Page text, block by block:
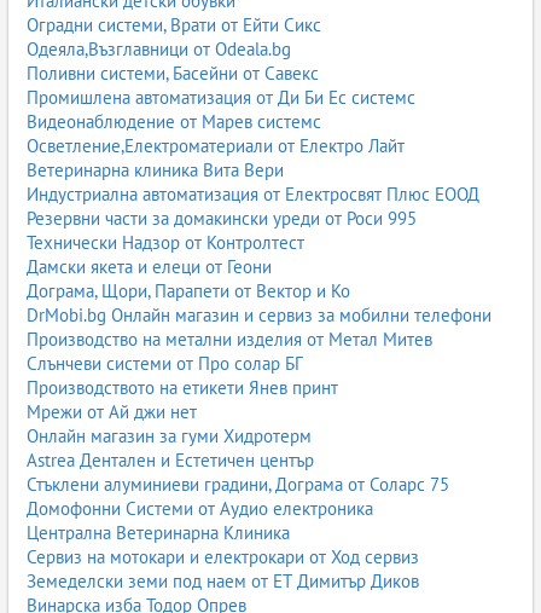
Оградни системи, Врати от Ейти Сикс
Одеяла,Възглавници от Odeala.bg
Поливни системи, Басейни от Савекс
Промишлена автоматизация от Ди Би Ес системс
Видеонаблюдение от Марев системс
Осветление,Електроматериали от Електро Лайт
Ветеринарна клиника Вита Вери
Индустриална автоматизация от Електросвят Плюс ЕООД
Резервни части за домакински уреди от Роси 995
Технически Надзор от Контролтест
Дамски якета и елеци от Геони
Дограма, Щори, Парапети от Вектор и Ко
DrMobi.bg Онлайн магазин и сервиз за мобилни телефони
Производство на метални изделия от Метал Митев
Слънчеви системи от Про солар БГ
Производството на етикети Янев принт
Мрежи от Ай джи нет
Онлайн магазин за гуми Хидротерм
Astrea Дентален и Естетичен център
Стъклени алуминиеви градини, Дограма от Соларс 75
Домофонни Системи от Аудио електроника
Централна Ветеринарна Клиника
Сервиз на мотокари и електрокари от Ход сервиз
Земеделски земи под наем от ЕТ Димитър Диков
Винарска изба Тодор Опрев